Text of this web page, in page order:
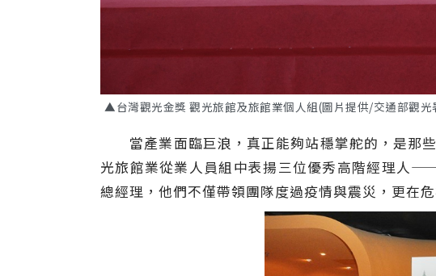
▲台灣觀光金獎 觀光旅館及旅館業個人組(圖片提供/交通部觀光
當產業面臨巨浪，真正能夠站穩掌舵的，是那些
光旅館業從業人員組中表揚三位優秀高階經理人
總經理，他們不僅帶領團隊度過疫情與震災，更在